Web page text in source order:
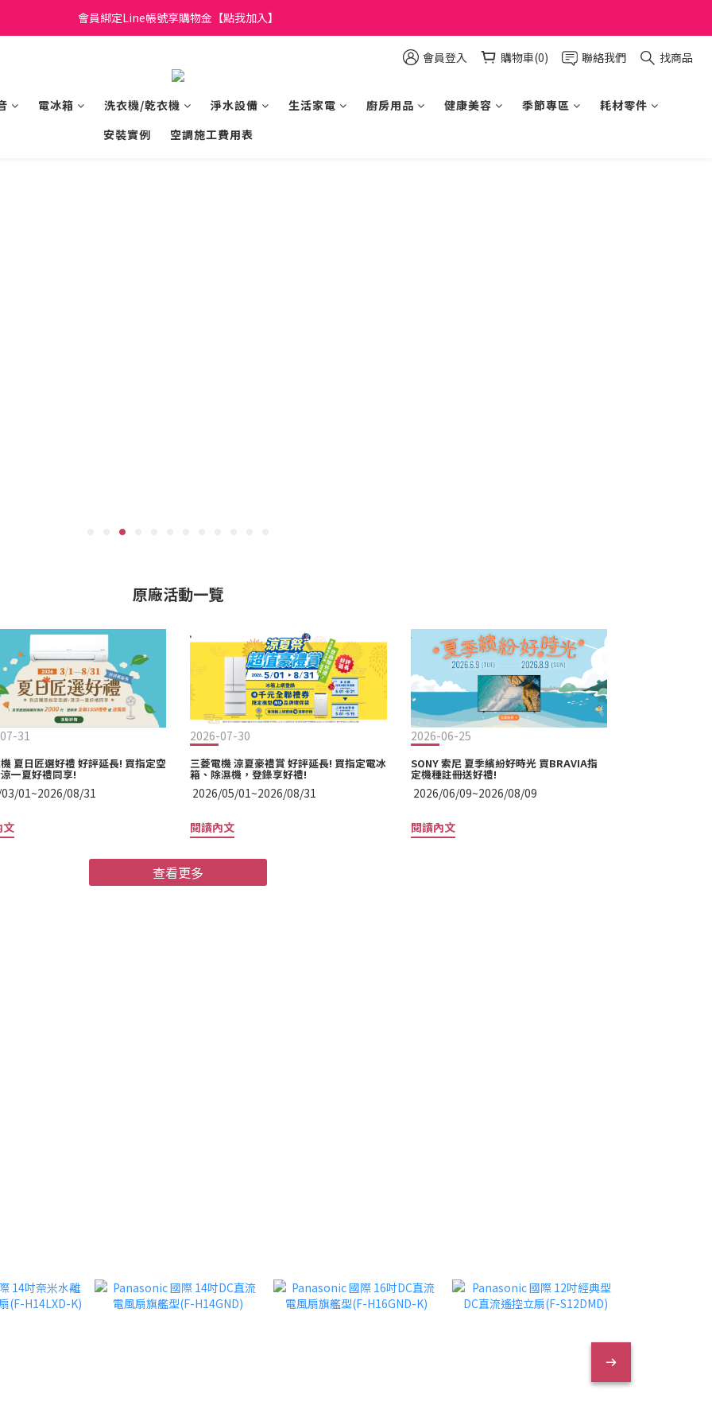
日立家電、國際牌 原廠管制價格 私訊優惠價
會員綁定Line帳號享購物金【點我加入】
會員登入 購物車(0) 聯絡我們 找商品
電冰箱 洗衣機/乾衣機 淨水設備 生活家電 廚房用品 健康美容 季節專區
耗材零件
安裝實例
空調施工費用表
原廠活動一覽
31
夏日匠選好禮 好評延長! 買指定空
一夏好禮同享!
01~2026/08/31
文
2026-07-30
三菱電機 涼夏豪禮賞 好評延長! 買指定電冰
箱、除濕機，登錄享好禮!
2026/05/01~2026/08/31
閱讀內文
2026-06-25
SONY 索尼 夏季繽紛好時光 買BRAVIA指
定機種註冊送好禮!
2026/06/09~2026/08/09
閱讀內文
查看更多